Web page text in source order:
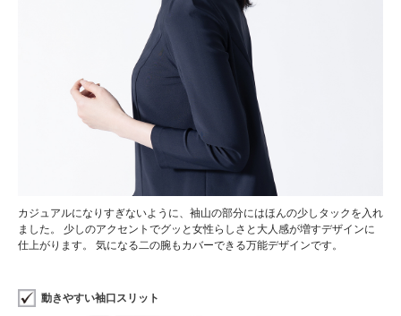
カジュアルになりすぎないように、袖山の部分にはほんの少しタックを入れ
ました。 少しのアクセントでグッと女性らしさと大人感が増すデザインに
仕上がります。 気になる二の腕もカバーできる万能デザインです。
動きやすい袖口スリット